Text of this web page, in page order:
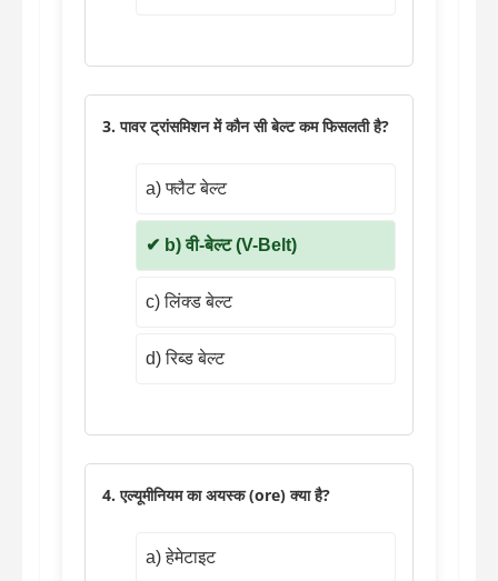
3. पावर ट्रांसमिशन में कौन सी बेल्ट कम फिसलती है?
a) फ्लैट बेल्ट
b) वी-बेल्ट (V-Belt)
c) लिंक्ड बेल्ट
d) रिब्ड बेल्ट
4. एल्यूमीनियम का अयस्क (ore) क्या है?
a) हेमेटाइट